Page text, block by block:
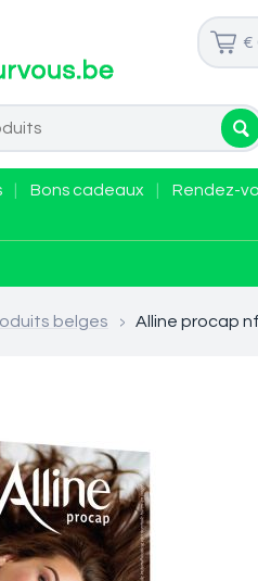
€
Bons cadeaux
Rendez-
belges > Alline procap